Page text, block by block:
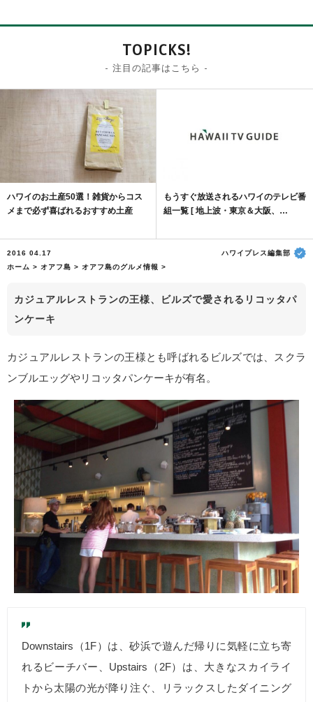
TOPICKS!
- 注目の記事はこちら -
ハワイのお土産50選！雑貨からコス
メまで必ず喜ばれるおすすめ土産
もうすぐ放送されるハワイのテレビ番
組一覧 [ 地上波・東京＆大阪、…
2016 04.17
ハワイプレス編集部
ホーム > オアフ島 > オアフ島のグルメ情報 >
カジュアルレストランの王様、ビルズで愛されるリコッタパ
ンケーキ
カジュアルレストランの王様とも呼ばれるビルズでは、スクラ
ンブルエッグやリコッタパンケーキが有名。
Downstairs（1F）は、砂浜で遊んだ帰りに気軽に立ち寄
れるビーチバー、Upstairs（2F）は、大きなスカイライ
トから太陽の光が降り注ぐ、リラックスしたダイニング